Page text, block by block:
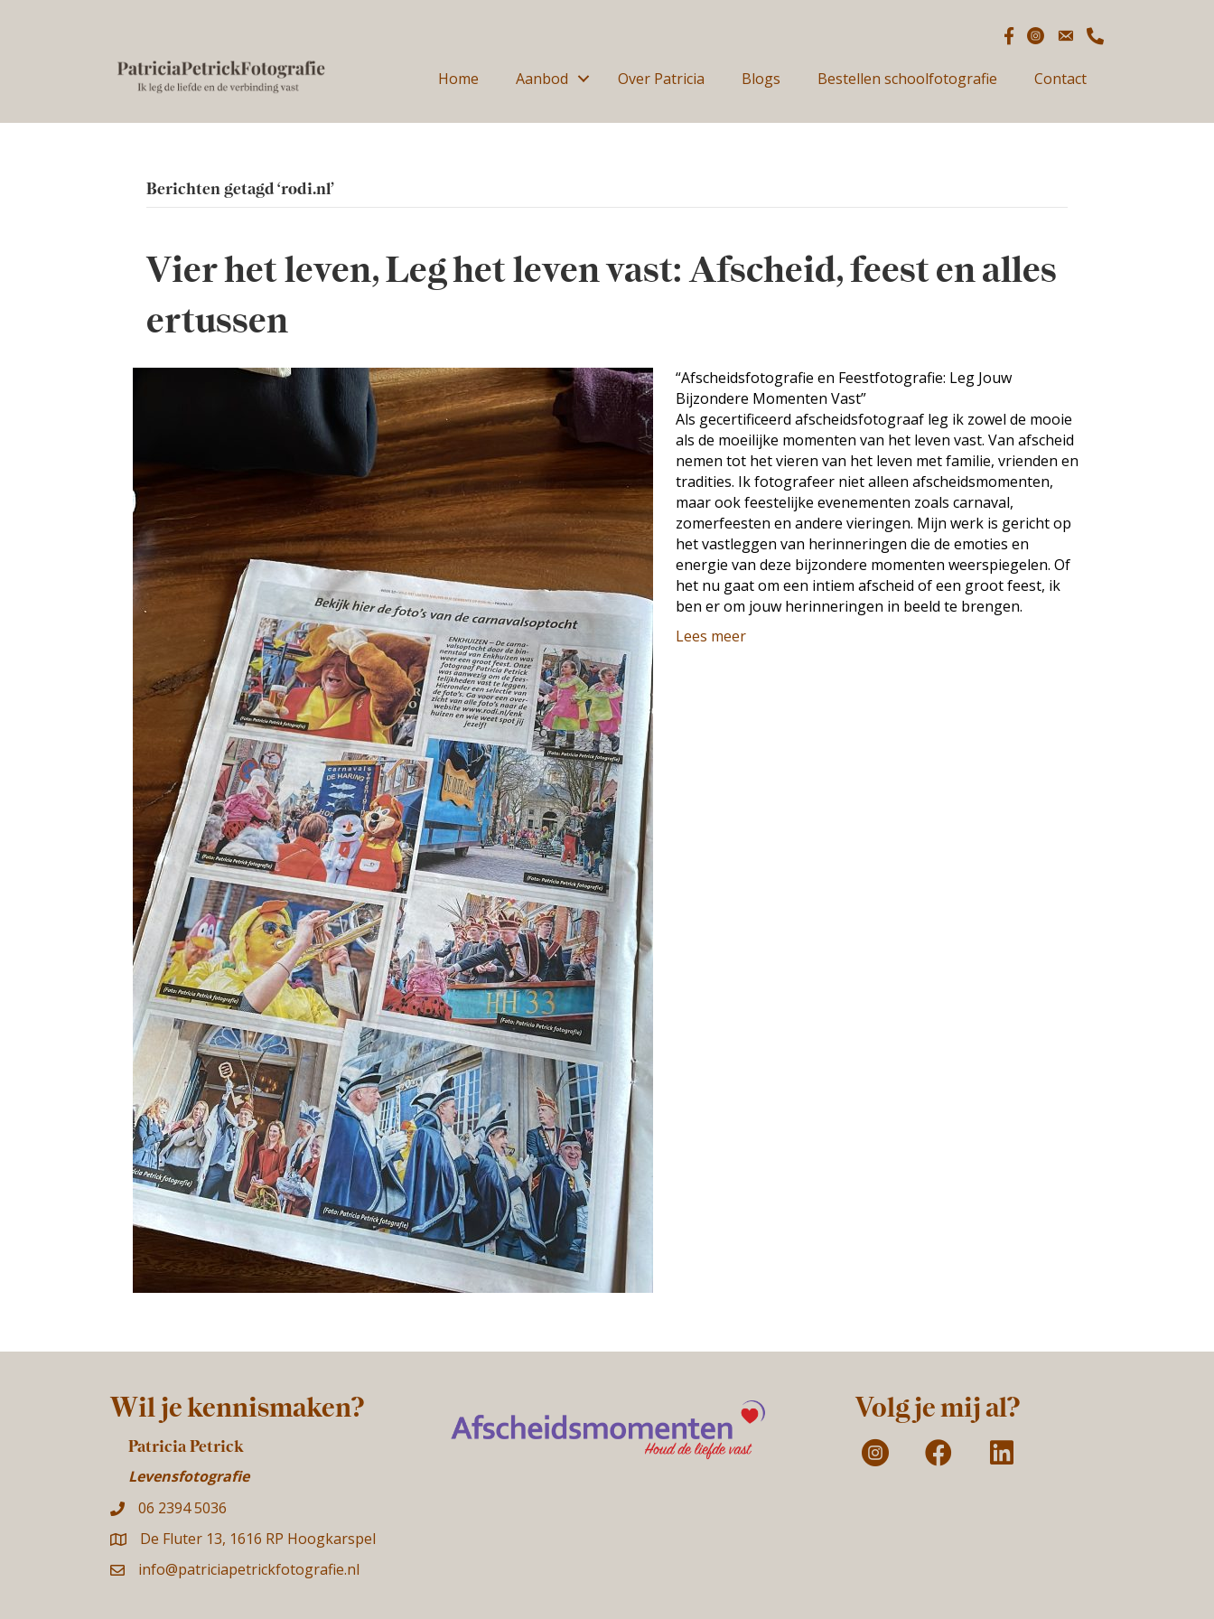
Home Aanbod Over Patricia Blogs Bestellen schoolfotografie Contact
Berichten getagd ‘rodi.nl’
Vier het leven, Leg het leven vast: Afscheid, feest en alles
ertussen
“Afscheidsfotografie en Feestfotografie: Leg Jouw
Bijzondere Momenten Vast”
Als gecertificeerd afscheidsfotograaf leg ik zowel de mooie
als de moeilijke momenten van het leven vast. Van afscheid
nemen tot het vieren van het leven met familie, vrienden en
tradities. Ik fotografeer niet alleen afscheidsmomenten,
maar ook feestelijke evenementen zoals carnaval,
zomerfeesten en andere vieringen. Mijn werk is gericht op
het vastleggen van herinneringen die de emoties en
energie van deze bijzondere momenten weerspiegelen. Of
het nu gaat om een intiem afscheid of een groot feest, ik
ben er om jouw herinneringen in beeld te brengen.
Lees meer
Wil je kennismaken?
Patricia Petrick
Levensfotografie
06 2394 5036
De Fluter 13, 1616 RP Hoogkarspel
info@patriciapetrickfotografie.nl
Volg je mij al?